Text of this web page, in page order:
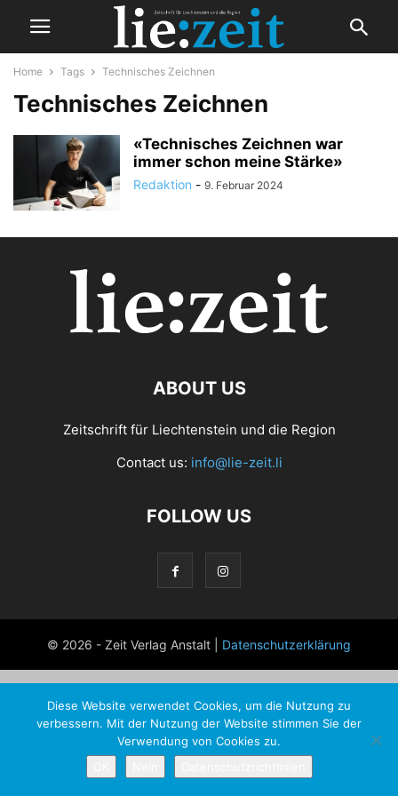
Home Tags Technisches Zeichnen
Technisches Zeichnen
«Technisches Zeichnen war
immer schon meine Stärke»
Redaktion - 9. Februar 2024
ABOUT US
Zeitschrift für Liechtenstein und die Region
Contact us: info@lie-zeit.li
FOLLOW US
© 2026 - Zeit Verlag Anstalt | Datenschutzerklärung
Diese Website verwendet Cookies, um die Nutzung zu
verbessern. Mit der Nutzung der Website stimmen Sie der
Verwendung von Cookies zu.